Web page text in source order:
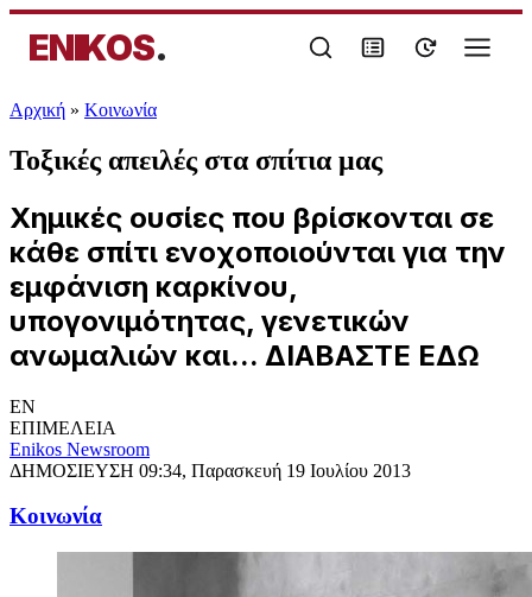
ENIKOS.
Αρχική » Κοινωνία
Τοξικές απειλές στα σπίτια μας
Χημικές ουσίες που βρίσκονται σε
κάθε σπίτι ενοχοποιούνται για την
εμφάνιση καρκίνου,
υπογονιμότητας, γενετικών
ανωμαλιών και... ΔΙΑΒΑΣΤΕ ΕΔΩ
EN
ΕΠΙΜΕΛΕΙΑ
Enikos Newsroom
ΔΗΜΟΣΙΕΥΣΗ 09:34, Παρασκευή 19 Ιουλίου 2013
Κοινωνία